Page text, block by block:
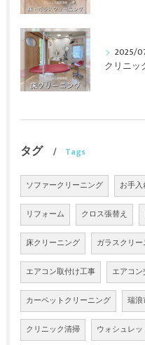
2025/
クリニッ
タグ Tags
ソファークリーニング お手
リフォーム クロス張替え
床クリーニング ガラスクリ
エアコン取付け工事 エアコ
カーペットクリーニング 瑞浪
クリニック清掃 ウォシュレ